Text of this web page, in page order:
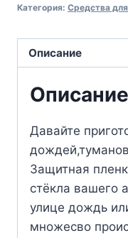
Категория: Средства
Описание
Описание
Давайте
Защитная
стёкла вашего
улице дождь
множесво